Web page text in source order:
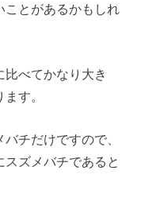
とがあるかもしれ
べてかなり大き
す。
チだけですので、
ズメバチであると